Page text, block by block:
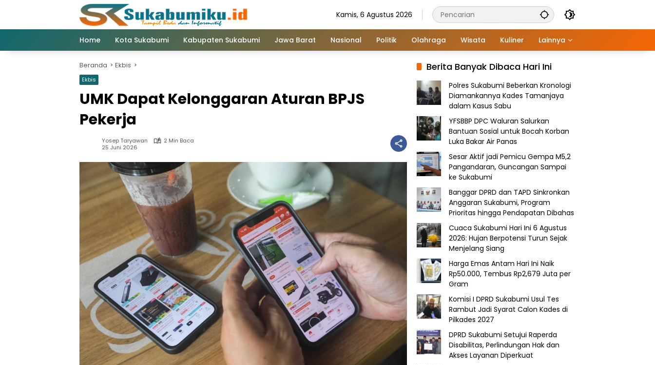
Kamis, 6 Agustus 2026
Home Kota Sukabumi Kabupaten Sukabumi Jawa Barat Nasional Politik Olahraga Wisata Kuliner Lainnya
Beranda Ekbis
Ekbis
UMK Dapat Kelonggaran Aturan BPJS
Pekerja
Yosep Taryawan
2 Min Baca
25 Juni 2026
Berita Banyak Dibaca Hari Ini
Polres Sukabumi Beberkan Kronologi
Diamankannya Kades Tamanjaya
dalam Kasus Sabu
YFSBBP DPC Waluran Salurkan
Bantuan Sosial untuk Bocah Korban
Luka Bakar Air Panas
Sesar Aktif jadi Pemicu Gempa M5,2
Pangandaran, Guncangan Sampai
ke Sukabumi
Banggar DPRD dan TAPD Sinkronkan
Anggaran Sukabumi, Program
Prioritas hingga Pendapatan Dibahas
Cuaca Sukabumi Hari Ini 6 Agustus
2026: Hujan Berpotensi Turun Sejak
Menjelang Siang
Harga Emas Antam Hari Ini Naik
Rp50.000, Tembus Rp2,679 Juta per
Gram
Komisi I DPRD Sukabumi Usul Tes
Rambut Jadi Syarat Calon Kades di
Pilkades 2027
DPRD Sukabumi Setujui Raperda
Disabilitas, Perlindungan Hak dan
Akses Layanan Diperkuat